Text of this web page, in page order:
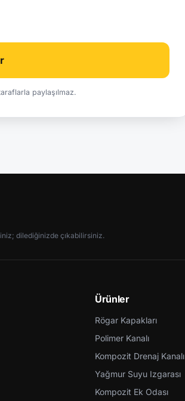
paylaşılmaz.
dilediğinizde çıkabilirsiniz.
Ürünler
Rögar Kapakları
Polimer Kanalı
Kompozit Drenaj Kanalı
Yağmur Suyu Izgarası
Kompozit Ek Odası